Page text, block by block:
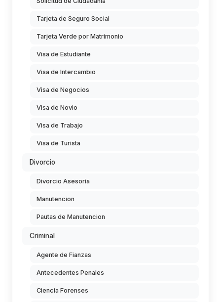
Tarjeta de Seguro Social
Tarjeta Verde por Matrimonio
Visa de Estudiante
Visa de Intercambio
Visa de Negocios
Visa de Novio
Visa de Trabajo
Visa de Turista
Divorcio
Divorcio Asesoria
Manutencion
Pautas de Manutencion
Criminal
Agente de Fianzas
Antecedentes Penales
Ciencia Forenses